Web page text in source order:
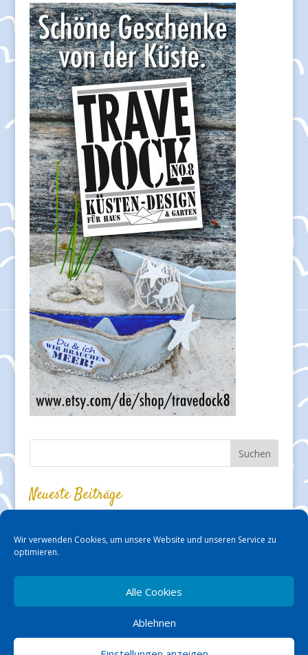
Wir verwenden Cookies, um unsere Website und unseren Service zu
optimieren.
Alle Cookies
Ablehnen
Neueste Beiträge
Kabarett und Kleinkunst in der „Silbermöwe“ – fast mit den
Füßen am Strand!
Kurzvorstellung: Arianes Ferienwohnung in Travemünde